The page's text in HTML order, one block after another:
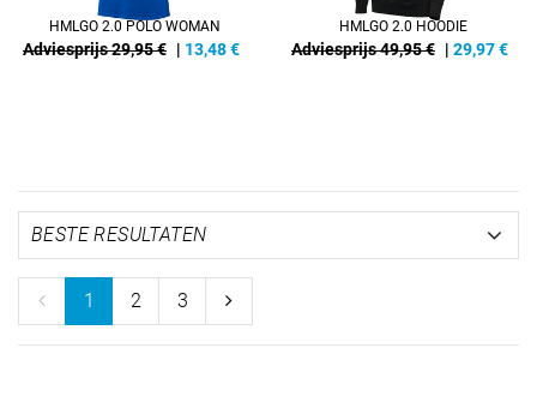
HMLGO 2.0 POLO WOMAN
Adviesprijs 29,95 € | 13,48€
HMLGO 2.0 HOODIE
Adviesprijs 49,95 € | 29,97€
1 2 3